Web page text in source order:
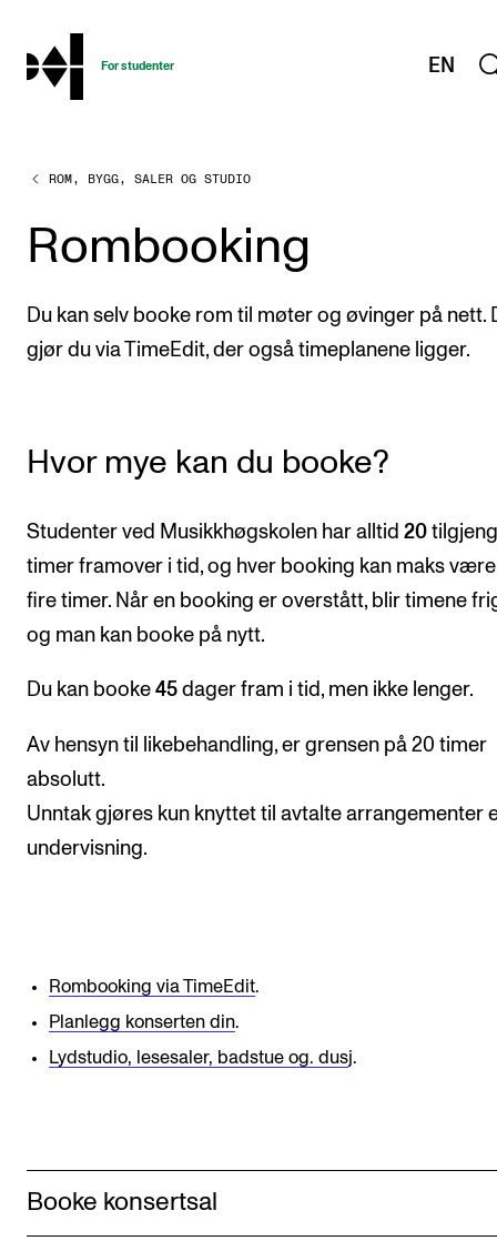
hjem
For studenter EN
STUDIENE
Eksamen, arbeidskrav og vitnemål
Studieplaner og emner
Studiekalender
Tilrettelegging og fritak
Lover og regler
KONSERTER
Plakat, program og markedsføring
Interne konserter og arrangementer
Låne utstyr
PRAKTISK
Rom, bygg, saler og studio
Semesterregistrering
ROM, BYGG, SALER OG STUDIO
Rombooking
Du kan selv booke rom til møter og øvinger på nett.
gjør du via TimeEdit, der også timeplanene ligger.
Hvor mye kan du booke?
Studenter ved Musikkhøgskolen har alltid 20
timer framover i tid, og hver booking kan maks
fire timer. Når en booking er overstått, blir timene
og man kan booke på nytt.
Du kan booke 45 dager fram i tid, men ikke lenger.
Av hensyn til likebehandling, er grensen på 20 timer
absolutt.
Unntak gjøres kun knyttet til avtalte arrangementer
undervisning.
Rombooking via TimeEdit.
Planlegg konserten din.
Lydstudio, lesesaler, badstue og. dusj.
Booke konsertsal